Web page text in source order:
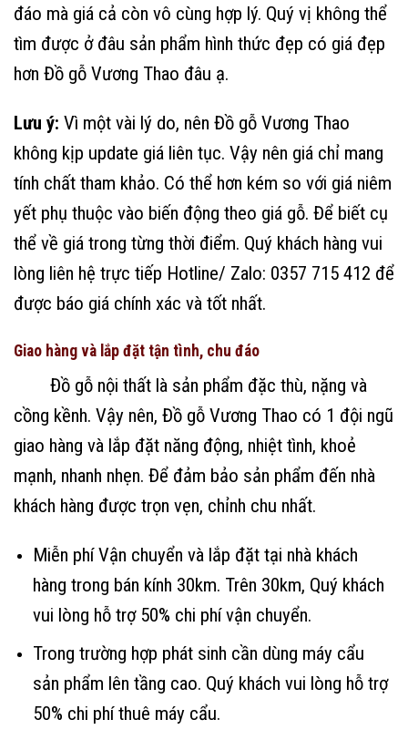
đáo mà giá cả còn vô cùng hợp lý. Quý vị không thể
tìm được ở đâu sản phẩm hình thức đẹp có giá đẹp
hơn Đồ gỗ Vương Thao đâu ạ.
Lưu ý: Vì một vài lý do, nên Đồ gỗ Vương Thao
không kịp update giá liên tục. Vậy nên giá chỉ mang
tính chất tham khảo. Có thể hơn kém so với giá niêm
yết phụ thuộc vào biến động theo giá gỗ. Để biết cụ
thể về giá trong từng thời điểm. Quý khách hàng vui
lòng liên hệ trực tiếp Hotline/ Zalo: 0357 715 412 để
được báo giá chính xác và tốt nhất.
Giao hàng và lắp đặt tận tình, chu đáo
Đồ gỗ nội thất là sản phẩm đặc thù, nặng và
cồng kềnh. Vậy nên, Đồ gỗ Vương Thao có 1 đội ngũ
giao hàng và lắp đặt năng động, nhiệt tình, khoẻ
mạnh, nhanh nhẹn. Để đảm bảo sản phẩm đến nhà
khách hàng được trọn vẹn, chỉnh chu nhất.
Miễn phí Vận chuyển và lắp đặt tại nhà khách
hàng trong bán kính 30km. Trên 30km, Quý khách
vui lòng hỗ trợ 50% chi phí vận chuyển.
Trong trường hợp phát sinh cần dùng máy cẩu
sản phẩm lên tầng cao. Quý khách vui lòng hỗ trợ
50% chi phí thuê máy cẩu.